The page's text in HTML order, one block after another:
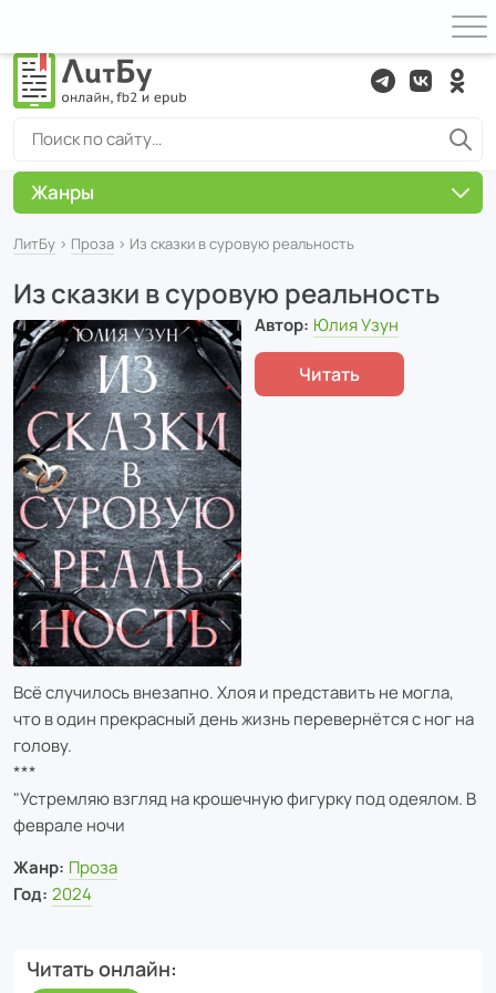
ЛитБу › Проза › Из сказки в суровую реальность
Из сказки в суровую реальность
Автор: Юлия Узун
Читать
Всё случилось внезапно. Хлоя и представить не могла,
что в один прекрасный день жизнь перевернётся с ног на
голову.
***
"Устремляю взгляд на крошечную фигурку под одеялом. В
феврале ночи
Жанр: Проза
Год: 2024
Читать онлайн
Жанры